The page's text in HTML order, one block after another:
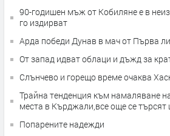
90-годишен мъж от Кобиляне е в
го издирват
Арда победи Дунав в мач от Първа
От запад идват облаци и дъжд за
Слънчево и горещо време очаква
Трайна тенденция към намаляване
места в Кърджали,все още се търсят
Попарените надежди